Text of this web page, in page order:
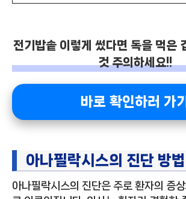
전기밥솥 이렇게 썼다면 독을 먹은
것 주의하세요!!
바로 확인하러 가기
아나필락시스의 진단 방법
아나필락시스의 진단은 주로 환자의 증